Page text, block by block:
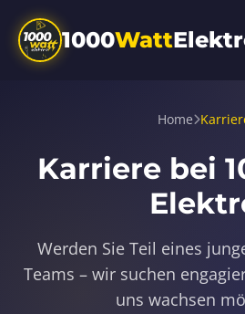
1000Watt
Home
Karriere bei
Werden Sie Teil eines
Teams – wir suchen
uns wachsen